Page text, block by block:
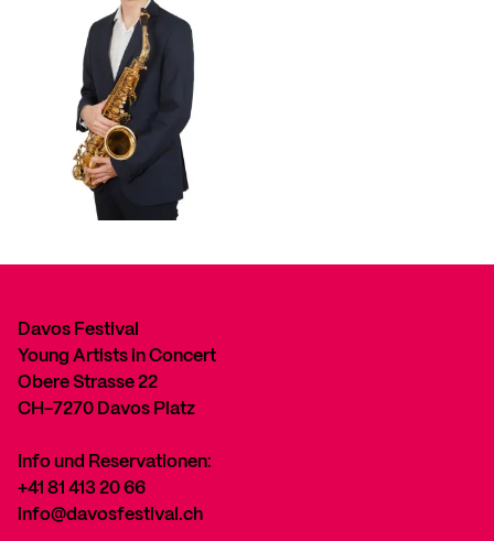
Davos Festival
Young Artists in Concert
Obere Strasse 22
CH-7270 Davos Platz
Info und Reservationen:
+41 81 413 20 66
info@davosfestival.ch